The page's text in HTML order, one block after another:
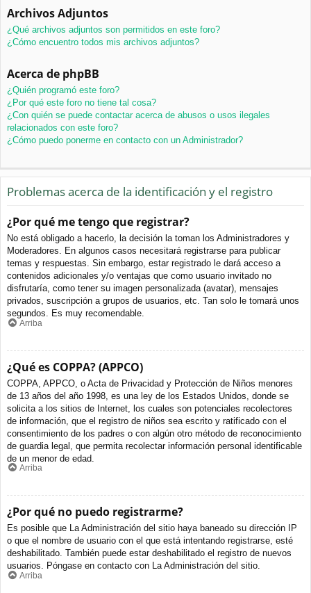
Archivos Adjuntos
¿Qué archivos adjuntos son permitidos en este foro?
¿Cómo encuentro todos mis archivos adjuntos?
Acerca de phpBB
¿Quién programó este foro?
¿Por qué este foro no tiene tal cosa?
¿Con quién se puede contactar acerca de abusos o usos ilegales
relacionados con este foro?
¿Cómo puedo ponerme en contacto con un Administrador?
Problemas acerca de la identificación y el registro
¿Por qué me tengo que registrar?
No está obligado a hacerlo, la decisión la toman los Administradores y
Moderadores. En algunos casos necesitará registrarse para publicar
temas y respuestas. Sin embargo, estar registrado le dará acceso a
contenidos adicionales y/o ventajas que como usuario invitado no
disfrutaría, como tener su imagen personalizada (avatar), mensajes
privados, suscripción a grupos de usuarios, etc. Tan solo le tomará unos
segundos. Es muy recomendable.
Arriba
¿Qué es COPPA? (APPCO)
COPPA, APPCO, o Acta de Privacidad y Protección de Niños menores
de 13 años del año 1998, es una ley de los Estados Unidos, donde se
solicita a los sitios de Internet, los cuales son potenciales recolectores
de información, que el registro de niños sea escrito y ratificado con el
consentimiento de los padres o con algún otro método de reconocimiento
de guardia legal, que permita recolectar información personal identificable
de un menor de edad.
Arriba
¿Por qué no puedo registrarme?
Es posible que La Administración del sitio haya baneado su dirección IP
o que el nombre de usuario con el que está intentando registrarse, esté
deshabilitado. También puede estar deshabilitado el registro de nuevos
usuarios. Póngase en contacto con La Administración del sitio.
Arriba